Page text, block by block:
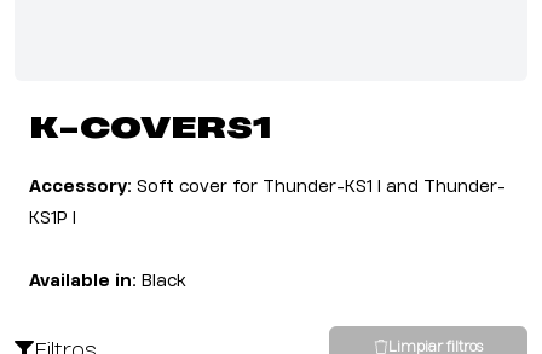
K-COVERS1
Accessory: Soft cover for Thunder-KS1 I and Thunder-
KS1P I
Available in: Black
Limpiar filtros